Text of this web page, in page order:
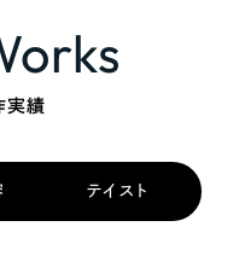
実績
テイスト